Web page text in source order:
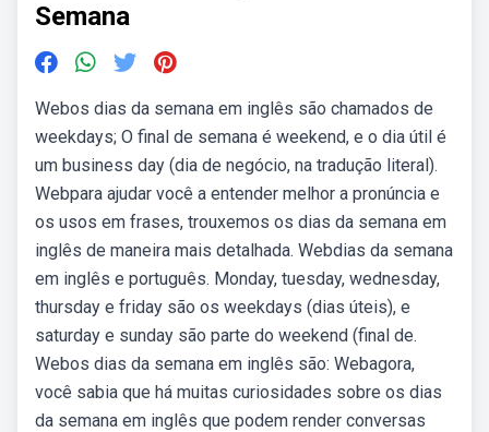
Semana
Webos dias da semana em inglês são chamados de
weekdays; O final de semana é weekend, e o dia útil é
um business day (dia de negócio, na tradução literal).
Webpara ajudar você a entender melhor a pronúncia e
os usos em frases, trouxemos os dias da semana em
inglês de maneira mais detalhada. Webdias da semana
em inglês e português. Monday, tuesday, wednesday,
thursday e friday são os weekdays (dias úteis), e
saturday e sunday são parte do weekend (final de.
Webos dias da semana em inglês são: Webagora,
você sabia que há muitas curiosidades sobre os dias
da semana em inglês que podem render conversas